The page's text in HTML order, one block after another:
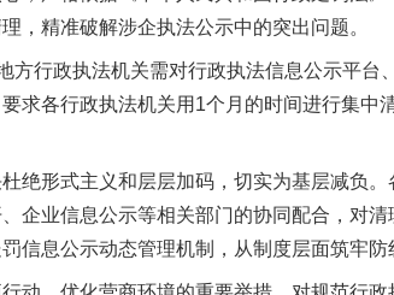
，精准破解涉企执法公示中的突出问题。
行政执法机关需对行政执法信息公示平台
求各行政执法机关用1个月的时间进行集中
形式主义和层层加码，切实为基层减负。
企业信息公示等相关部门的协同配合，对
信息公示动态管理机制，从制度层面筑牢防
酒驾未被当场查获能处罚吗